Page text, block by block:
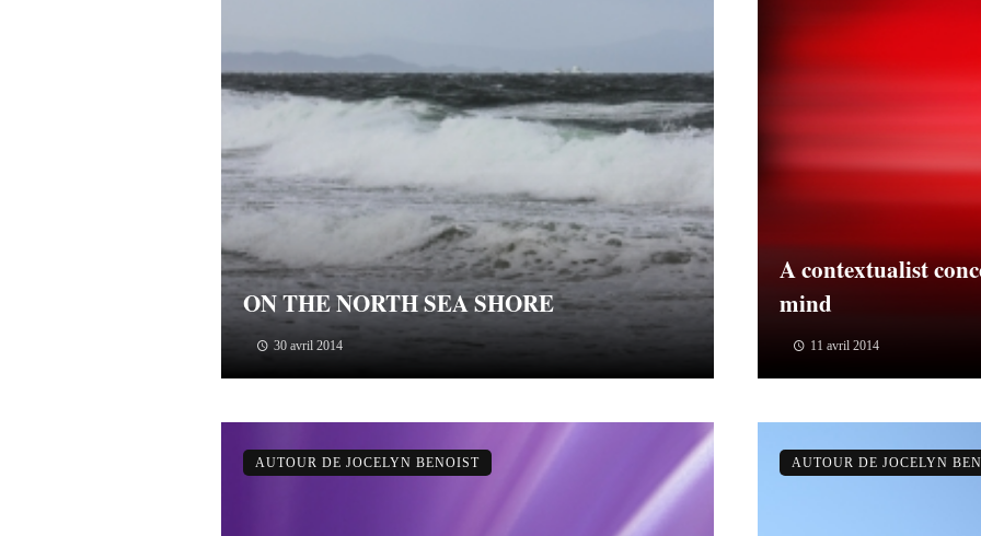
ON THE NORTH SEA SHORE
30 avril 2014
A contextualist
mind
11 avril 2014
AUTOUR DE JOCELYN BENOIST AUTOUR DE JOCELYN